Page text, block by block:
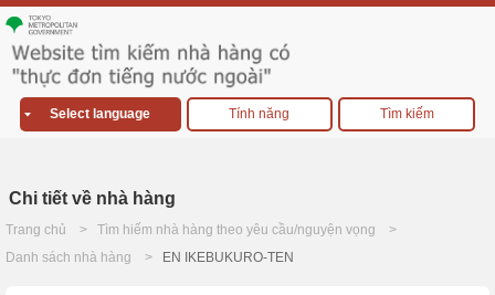
Select language Tính năng Tìm kiếm
Chi tiết về nhà hàng
Trang chủ
Tìm hiếm nhà hàng theo yêu cầu/nguyện vọng
Danh sách nhà hàng
EN IKEBUKURO-TEN